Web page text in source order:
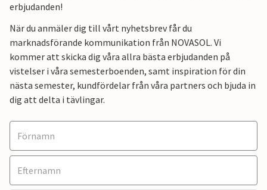
erbjudanden!
När du anmäler dig till vårt nyhetsbrev får du
marknadsförande kommunikation från NOVASOL. Vi
kommer att skicka dig våra allra bästa erbjudanden på
vistelser i våra semesterboenden, samt inspiration för din
nästa semester, kundfördelar från våra partners och bjuda in
dig att delta i tävlingar.